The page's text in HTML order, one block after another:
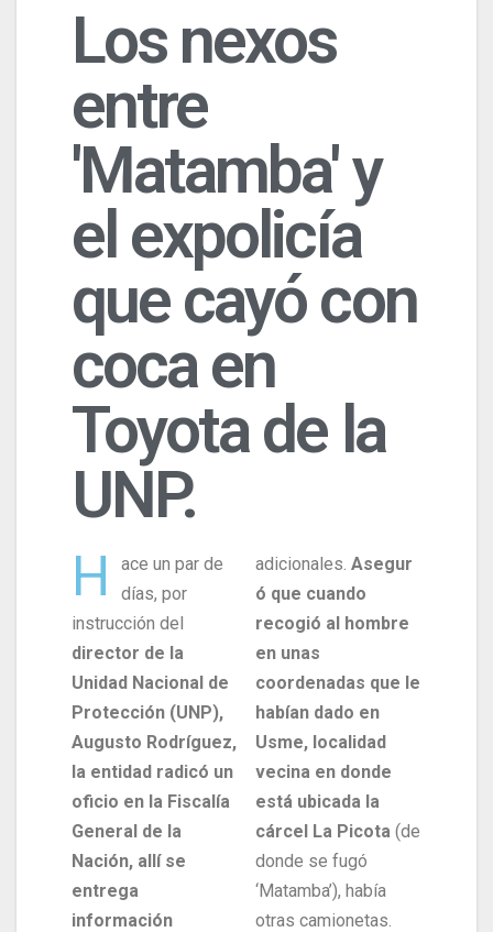
Los nexos
entre
'Matamba' y
el expolicía
que cayó con
coca en
Toyota de la
UNP.
H
ace un par de
días, por
instrucción del
director de la
Unidad Nacional de
Protección (UNP),
Augusto Rodríguez,
la entidad radicó un
oficio en la Fiscalía
General de la
Nación, allí se
entrega
información
adicionales. Asegur
ó que cuando
recogió al hombre
en unas
coordenadas que le
habían dado en
Usme, localidad
vecina en donde
está ubicada la
cárcel La Picota (de
donde se fugó
‘Matamba’), había
otras camionetas.